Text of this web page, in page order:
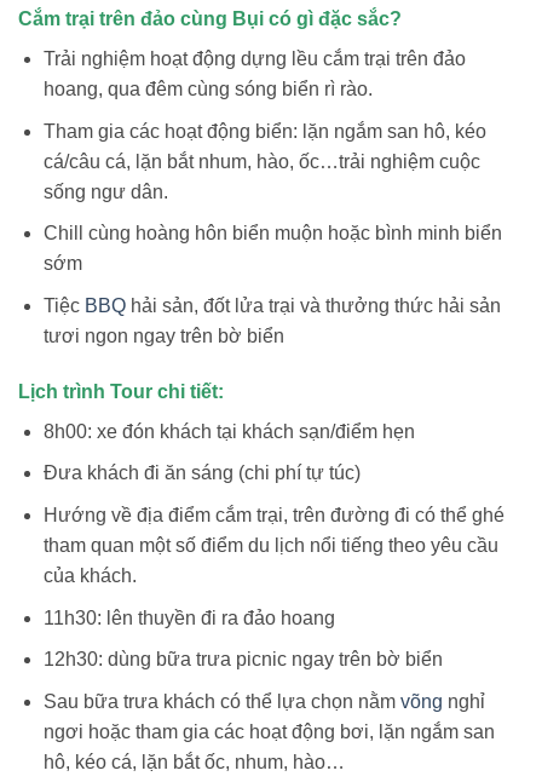
Cắm trại trên đảo cùng Bụi có gì đặc sắc?
Trải nghiệm hoạt động dựng lều cắm trại trên đảo
hoang, qua đêm cùng sóng biển rì rào.
Tham gia các hoạt động biển: lặn ngắm san hô, kéo
cá/câu cá, lặn bắt nhum, hào, ốc…trải nghiệm cuộc
sống ngư dân.
Chill cùng hoàng hôn biển muộn hoặc bình minh biển
sớm
Tiệc BBQhải sản, đốt lửa trại và thưởng thức hải sản
tươi ngon ngay trên bờ biển
Lịch trình Tour chi tiết:
8h00: xe đón khách tại khách sạn/điểm hẹn
Đưa khách đi ăn sáng (chi phí tự túc)
Hướng về địa điểm cắm trại, trên đường đi có thể ghé
tham quan một số điểm du lịch nổi tiếng theo yêu cầu
của khách.
11h30: lên thuyền đi ra đảo hoang
12h30: dùng bữa trưa picnic ngay trên bờ biển
Sau bữa trưa khách có thể lựa chọn nằm võng nghỉ
ngơi hoặc tham gia các hoạt động bơi, lặn ngắm san
hô, kéo cá, lặn bắt ốc, nhum, hào…